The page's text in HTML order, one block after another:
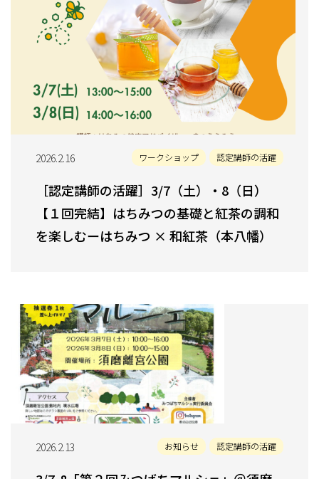
2026.2.16 ワークショップ 認定講師の活躍
［認定講師の活躍］3/7（土）・8（日）
【１回完結】はちみつの基礎と紅茶の調和
を楽しむーはちみつ × 和紅茶（本八幡）
2026.2.13 お知らせ 認定講師の活躍